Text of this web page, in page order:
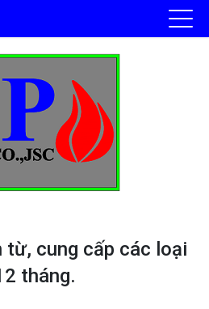
từ, cung cấp các loại
tháng.